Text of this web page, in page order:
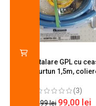
Kit instalare GPL cu
butelie, furtun 1,5m,
(3)
120,99lei 99,00 lei